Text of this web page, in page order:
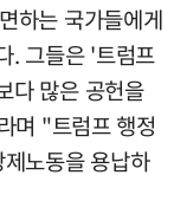
하는 국가들에게
. 그들은 '트럼프
다 많은 공헌을
며 "트럼프 행정
노동을 용납하